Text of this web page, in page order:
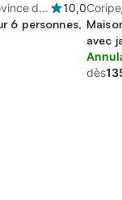
de
10,0
6 personnes,
avec
dès